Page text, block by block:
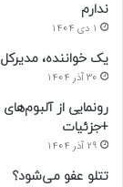
ندارم
1 دی 1404
یک خواننده،
30 آذر 1404
رونمایی از
+جزئیات
29 آذر 1404
تتلو عفو می‌شود؟